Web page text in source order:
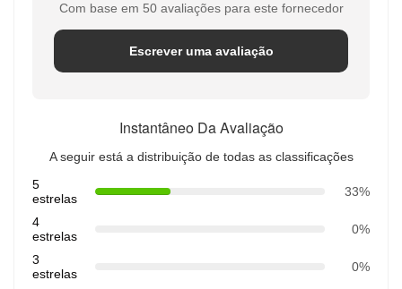
Com base em 50 avaliações para este fornecedor
Escrever uma avaliação
Instantâneo Da Avaliação
A seguir está a distribuição de todas as classificações
5
estrelas
33%
4
estrelas
0%
3
estrelas
0%